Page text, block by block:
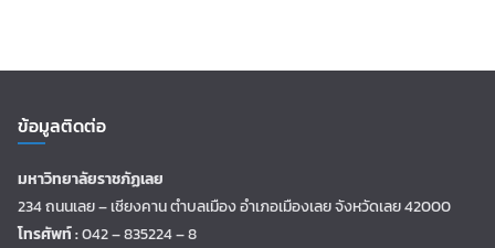
ข้อมูลติดต่อ
มหาวิทยาลัยราชภัฏเลย
234 ถนนเลย – เชียงคาน ตำบลเมือง อำเภอเมืองเลย จังหวัดเลย 42000
โทรศัพท์ :042 – 835224 – 8